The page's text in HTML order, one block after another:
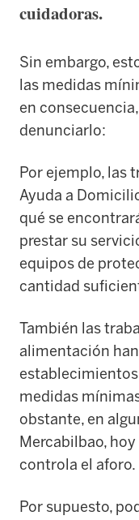
cuidadoras.
Sin embargo,
las medidas
en
denunciarlo:
Por ejemplo, las
Ayuda a
qué se
prestar su
equipos de
cantidad
También las
alimentación
medidas
obstante, en
Mercabilbao,
controla el aforo.
Por supuesto,